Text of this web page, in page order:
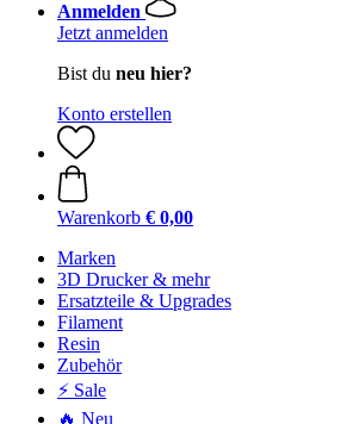
Anmelden
Jetzt anmelden
Bist du neu hier?
Konto erstellen
Warenkorb € 0,00
Marken
3D Drucker & mehr
Ersatzteile & Upgrades
Filament
Resin
Zubehör
⚡ Sale
🔥 Neu